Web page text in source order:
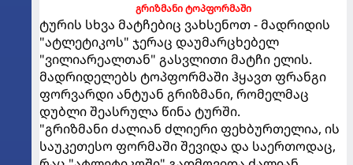
გრიზმანი ტოპფორმაში
ტურის სხვა მატჩებიც ვახსენოთ - მადრიდის
"ატლეტიკოს" ჯერაც დაუმარცხებელ
"ვილიარეალთან" გასვლითი მატჩი ელის.
მადრიდელებს ტოპფორმაში ჰყავთ ფრანგი
ფორვარდი ანტუან გრიზმანი, რომელმაც
დუბლი შეასრულა წინა ტურში.
"გრიზმანი ძალიან ძლიერი ფეხბურთელია, ის
საუკეთესო ფორმაში შევიდა და საერთოდაც,